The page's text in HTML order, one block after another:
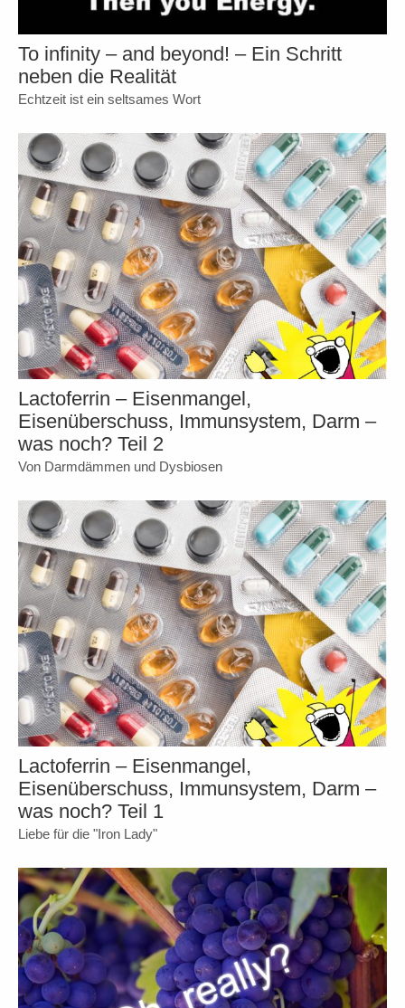
To infinity – and beyond! – Ein Schritt
neben die Realität
Echtzeit ist ein seltsames Wort
Lactoferrin – Eisenmangel,
Eisenüberschuss, Immunsystem, Darm –
was noch? Teil 2
Von Darmdämmen und Dysbiosen
Lactoferrin – Eisenmangel,
Eisenüberschuss, Immunsystem, Darm –
was noch? Teil 1
Liebe für die "Iron Lady"